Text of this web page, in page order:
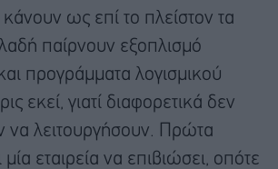
ως επί το πλείστον τα
παίρνουν εξοπλισμό
προγράμματα λογισμικού
εκεί, γιατί διαφορετικά δεν
να λειτουργήσουν. Πρώτα
μία εταιρεία να επιβιώσει, οπότε